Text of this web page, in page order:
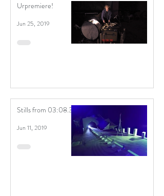
Urpremiere!
Jun 25, 2019
Stills from 03:08.38
Jun 11, 2019